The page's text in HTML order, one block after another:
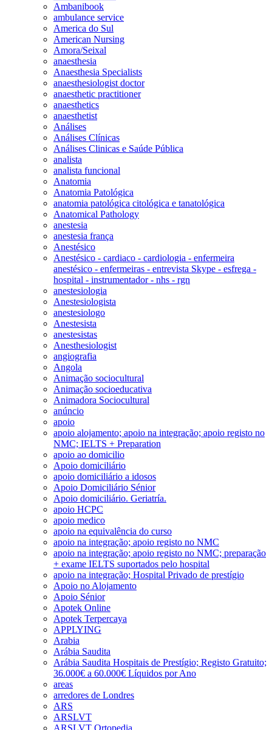
Ambanibook
ambulance service
America do Sul
American Nursing
Amora/Seixal
anaesthesia
Anaesthesia Specialists
anaesthesiologist doctor
anaesthetic practitioner
anaesthetics
anaesthetist
Análises
Análises Clínicas
Análises Clinicas e Saúde Pública
analista
analista funcional
Anatomia
Anatomia Patológica
anatomia patológica citológica e tanatológica
Anatomical Pathology
anestesia
anestesia frança
Anestésico
Anestésico - cardiaco - cardiologia - enfermeira
anestésico - enfermeiras - entrevista Skype - esfrega -
hospital - instrumentador - nhs - rgn
anestesiologia
Anestesiologista
anestesiologo
Anestesista
anestesistas
Anesthesiologist
angiografia
Angola
Animação sociocultural
Animação socioeducativa
Animadora Sociocultural
anúncio
apoio
apoio alojamento; apoio na integração; apoio registo no
NMC; IELTS + Preparation
apoio ao domicilio
Apoio domiciliário
apoio domiciliário a idosos
Apoio Domiciliário Sénior
Apoio domiciliário. Geriatría.
apoio HCPC
apoio medico
apoio na equivalência do curso
apoio na integração; apoio registo no NMC
apoio na integração; apoio registo no NMC; preparação
+ exame IELTS suportados pelo hospital
apoio na integração; Hospital Privado de prestígio
Apoio no Alojamento
Apoio Sénior
Apotek Online
Apotek Terpercaya
APPLYING
Arabia
Arábia Saudita
Arábia Saudita Hospitais de Prestígio; Registo Gratuito;
36.000€ a 60.000€ Líquidos por Ano
areas
arredores de Londres
ARS
ARSLVT
ARSLVT Ortopedia